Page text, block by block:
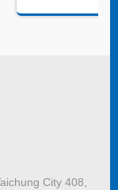
City 408,